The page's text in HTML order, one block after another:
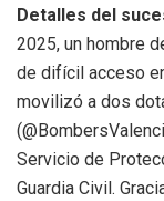
Detalles del
2025, un hombre
de difícil acceso
movilizó a dos
Servicio de
Guardia Civil.